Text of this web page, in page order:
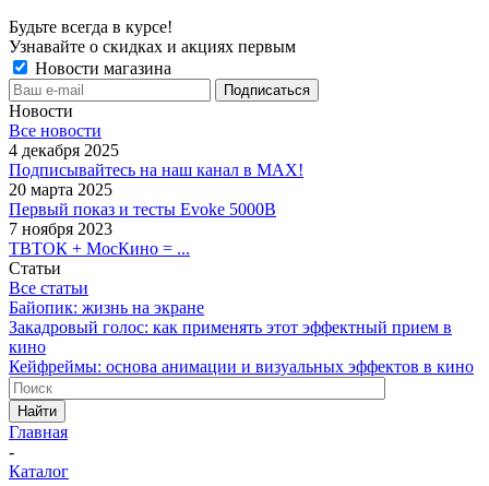
Будьте всегда в курсе!
Узнавайте о скидках и акциях первым
Новости магазина
Новости
Все новости
4 декабря 2025
Подписывайтесь на наш канал в MAX!
20 марта 2025
Первый показ и тесты Evoke 5000B
7 ноября 2023
ТВТОК + МосКино = ...
Статьи
Все статьи
Байопик: жизнь на экране
Закадровый голос: как применять этот эффектный прием в
кино
Кейфреймы: основа анимации и визуальных эффектов в кино
Найти
Главная
-
Каталог